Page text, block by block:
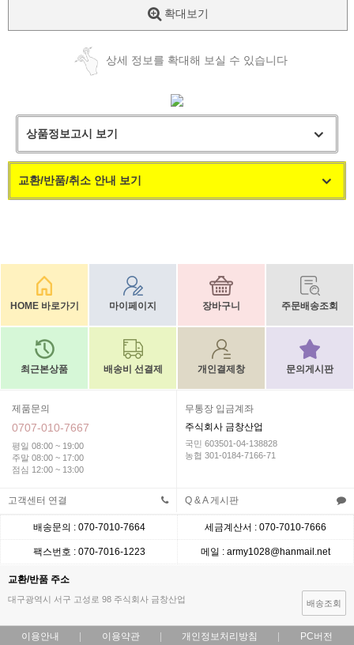
확대보기
상세 정보를 확대해 보실 수 있습니다
상품정보고시 보기
교환/반품/취소 안내 보기
HOME 바로가기 마이페이지 장바구니 주문배송조회
최근본상품 배송비 선결제 개인결제창 문의게시판
제품문의
0707-010-7667
평일 08:00 ~ 19:00
주말 08:00 ~ 17:00
점심 12:00 ~ 13:00
무통장 입금계좌
주식회사 금창산업
국민 603501-04-138828
농협 301-0184-7166-71
고객센터 연결 Q & A 게시판
배송문의 : 070-7010-7664 세금계산서 : 070-7010-7666
팩스번호 : 070-7016-1223 메일 : army1028@hanmail.net
교환/반품 주소
대구광역시 서구 고성로 98 주식회사 금창산업 배송조회
이용안내 이용약관 개인정보처리방침 PC버전